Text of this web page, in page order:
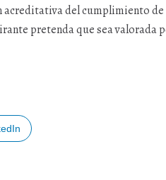
del cumplimiento
pretenda que sea valorada